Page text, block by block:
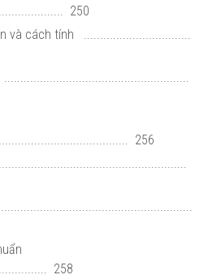
250
và cách tính .................................
256
258